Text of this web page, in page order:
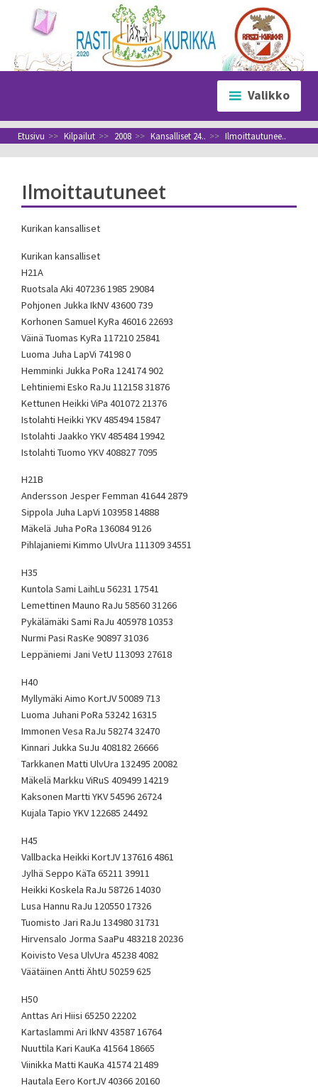
sisältöön
Valikko
Etusivu >> Kilpailut >> 2008 >> Kansalliset 24.. >> Ilmoittautunee..
Ilmoittautuneet
Kurikan kansalliset
Kurikan kansalliset
H21A
Ruotsala Aki 407236 1985 29084
Pohjonen Jukka IkNV 43600 739
Korhonen Samuel KyRa 46016 22693
Väinä Tuomas KyRa 117210 25841
Luoma Juha LapVi 74198 0
Hemminki Jukka PoRa 124174 902
Lehtiniemi Esko RaJu 112158 31876
Kettunen Heikki ViPa 401072 21376
Istolahti Heikki YKV 485494 15847
Istolahti Jaakko YKV 485484 19942
Istolahti Tuomo YKV 408827 7095
H21B
Andersson Jesper Femman 41644 2879
Sippola Juha LapVi 103958 14888
Mäkelä Juha PoRa 136084 9126
Pihlajaniemi Kimmo UlvUra 111309 34551
H35
Kuntola Sami LaihLu 56231 17541
Lemettinen Mauno RaJu 58560 31266
Pykälämäki Sami RaJu 405978 10353
Nurmi Pasi RasKe 90897 31036
Leppäniemi Jani VetU 113093 27618
H40
Myllymäki Aimo KortJV 50089 713
Luoma Juhani PoRa 53242 16315
Immonen Vesa RaJu 58274 32470
Kinnari Jukka SuJu 408182 26666
Tarkkanen Matti UlvUra 132495 20082
Mäkelä Markku ViRuS 409499 14219
Kaksonen Martti YKV 54596 26724
Kujala Tapio YKV 122685 24492
H45
Vallbacka Heikki KortJV 137616 4861
Jylhä Seppo KäTa 65211 39911
Heikki Koskela RaJu 58726 14030
Lusa Hannu RaJu 120550 17326
Tuomisto Jari RaJu 134980 31731
Hirvensalo Jorma SaaPu 483218 20236
Koivisto Vesa UlvUra 45238 4082
Väätäinen Antti ÄhtU 50259 625
H50
Anttas Ari Hiisi 65250 22202
Kartaslammi Ari IkNV 43587 16764
Nuuttila Kari KauKa 41564 18665
Viinikka Matti KauKa 41574 21489
Hautala Eero KortJV 40366 20160